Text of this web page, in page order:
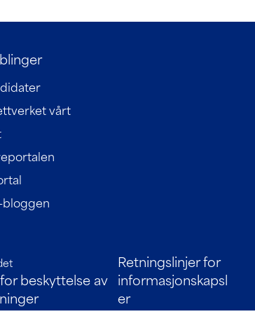
vårt
bloggen
beskyttelse av
Retningslinjer for
informasjonskapsl
er